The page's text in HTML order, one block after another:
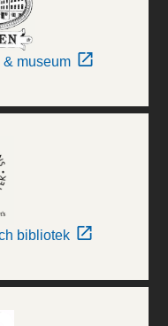
& museum
bibliotek